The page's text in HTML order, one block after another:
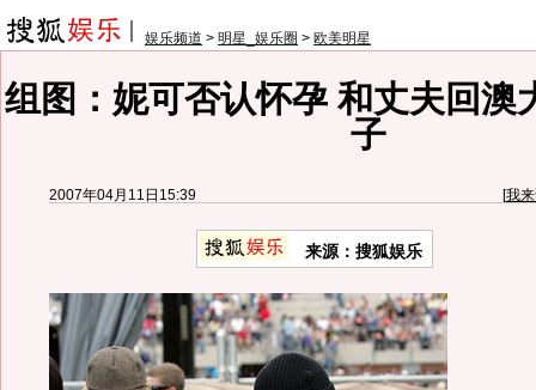
娱乐频道 > 明星_娱乐圈 > 欧美明星
组图：妮可否认怀孕 和丈夫回澳
子
2007年04月11日15:39 [我
来源：搜狐娱乐